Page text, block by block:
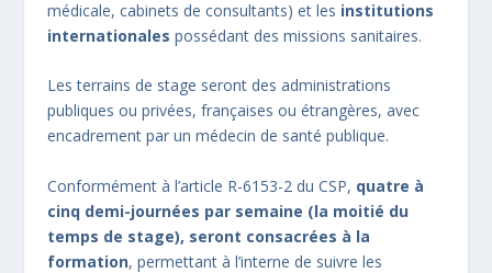
médicale, cabinets de consultants) et les institutions
internationales possédant des missions sanitaires.
Les terrains de stage seront des administrations
publiques ou privées, françaises ou étrangères, avec
encadrement par un médecin de santé publique.
Conformément à l’article R-6153-2 du CSP, quatre à
cinq demi-journées par semaine (la moitié du
temps de stage), seront consacrées à la
formation, permettant à l’interne de suivre les